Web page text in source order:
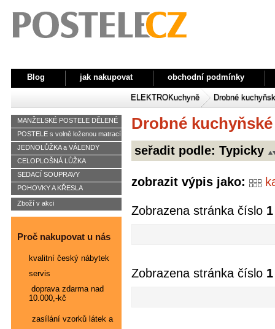
Blog jak nakupovat obchodní podmínky
ELEKTROKuchyně Drobné
MANŽELSKÉ POSTELE DĚLENÉ
POSTELE s volně loženou matrací
JEDNOLŮŽKA a VÁLENDY
CELOPLOŠNÁ LŮŽKA
SEDACÍ SOUPRAVY
POHOVKY A KŘESLA
Zboží v akci
Proč nakupovat u nás
kvalitní český nábytek
servis
doprava zdarma nad
10.000,-kč
zasílání vzorků látek a
Drobné
seřadit podle: Typicky
zobrazit výpis jako:
Zobrazena stránka číslo 1
Zobrazena stránka číslo 1